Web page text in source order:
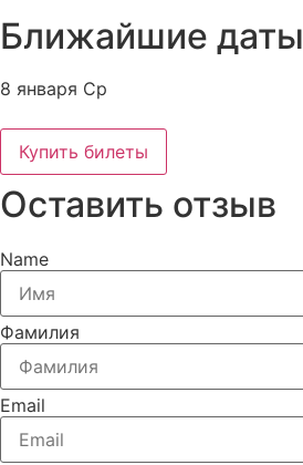
Ближайшие даты
8 января Ср
Купить билеты
Оставить отзыв
Name
Фамилия
Email